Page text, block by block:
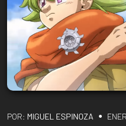
POR: MIGUEL ESPINOZA •